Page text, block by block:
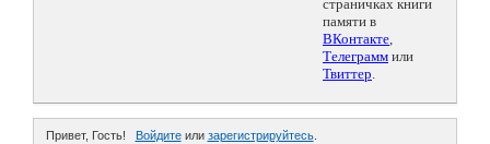
страничках книги
памяти в
ВКонтакте,
Телеграмм или
Твиттер.
Привет, Гость! Войдитеили зарегистрируйтесь.